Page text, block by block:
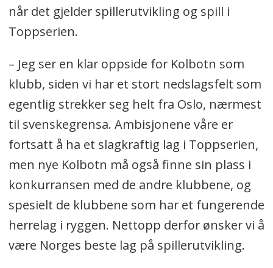
når det gjelder spillerutvikling og spill i
Toppserien.
– Jeg ser en klar oppside for Kolbotn som
klubb, siden vi har et stort nedslagsfelt som
egentlig strekker seg helt fra Oslo, nærmest
til svenskegrensa. Ambisjonene våre er
fortsatt å ha et slagkraftig lag i Toppserien,
men nye Kolbotn må også finne sin plass i
konkurransen med de andre klubbene, og
spesielt de klubbene som har et fungerende
herrelag i ryggen. Nettopp derfor ønsker vi å
være Norges beste lag på spillerutvikling.